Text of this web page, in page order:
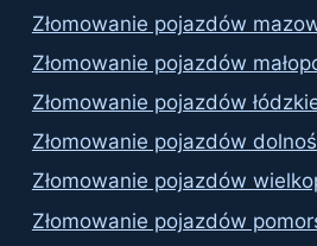
Złomowanie pojazdów
Złomowanie pojazdów
Złomowanie pojazdów
Złomowanie pojazdów
Złomowanie pojazdów
Złomowanie pojazdów